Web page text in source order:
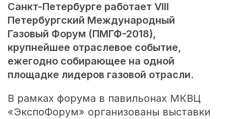
Санкт-Петербурге работает VIII
Петербургский Международный
Газовый Форум (ПМГФ-2018),
крупнейшее отраслевое событие,
ежегодно собирающее на одной
площадке лидеров газовой отрасли.
В рамках форума в павильонах МКВЦ
«ЭкспоФорум» организованы выставки